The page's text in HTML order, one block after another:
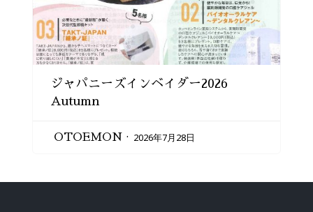
ジャパニーズインベイダー2026
Autumn
OTOEMON 2026年7月28日